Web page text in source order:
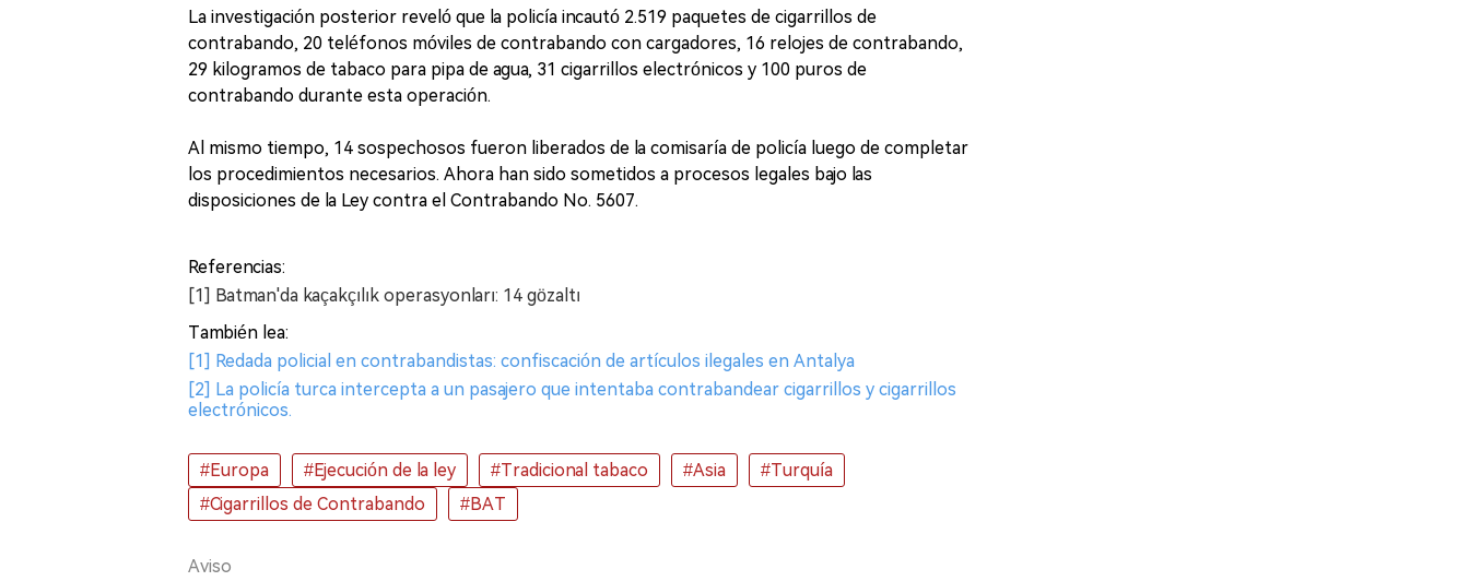
La investigación posterior reveló que la policía incautó 2.519 paquetes de cigarrillos de
contrabando, 20 teléfonos móviles de contrabando con cargadores, 16 relojes de contrabando,
29 kilogramos de tabaco para pipa de agua, 31 cigarrillos electrónicos y 100 puros de
contrabando durante esta operación.
Al mismo tiempo, 14 sospechosos fueron liberados de la comisaría de policía luego de completar
los procedimientos necesarios. Ahora han sido sometidos a procesos legales bajo las
disposiciones de la Ley contra el Contrabando No. 5607.
Referencias:
[1] Batman'da kaçakçılık operasyonları: 14 gözaltı
También lea:
[1] Redada policial en contrabandistas: confiscación de artículos ilegales en Antalya
[2] La policía turca intercepta a un pasajero que intentaba contrabandear cigarrillos y cigarrillos
electrónicos.
#Europa #Ejecución de la ley #Tradicional tabaco #Asia
#Turquía
#Cigarrillos de Contrabando
#BAT
Aviso